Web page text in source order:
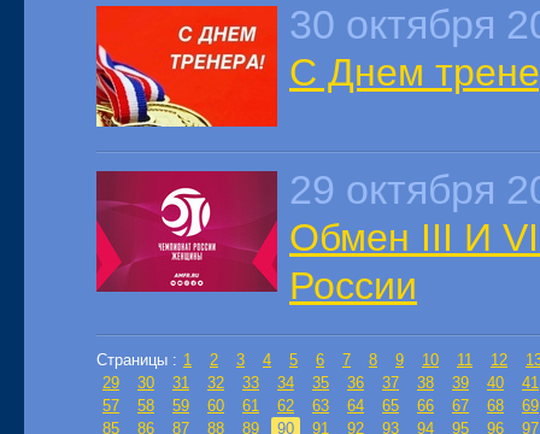
30 октября
С Днем
29 октября
Обмен III И
России
Страницы : 1 2 3 4 5 6 7 8 9 10 11 12
29
30 31 32 33 34 35 36 37 38 39 40
41
57
58 59 60 61 62 63 64 65 66 67 68
69
85
86 87 88 89 90 91 92 93 94 95 96
97